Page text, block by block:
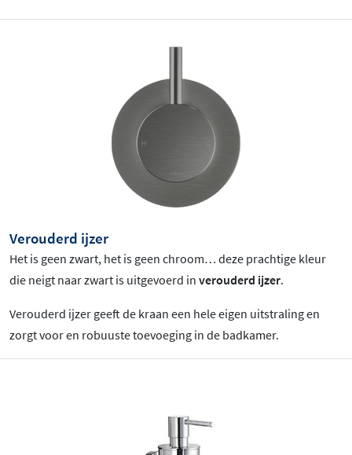
Verouderd ijzer
Het is geen zwart, het is geen chroom… deze prachtige kleur
die neigt naar zwart is uitgevoerd in verouderd ijzer.
Verouderd ijzer geeft de kraan een hele eigen uitstraling en
zorgt voor en robuuste toevoeging in de badkamer.